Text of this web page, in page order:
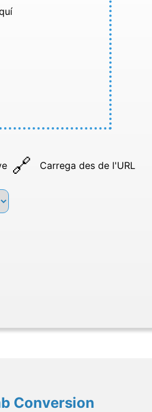
Carrega des de l'URL
Conversion